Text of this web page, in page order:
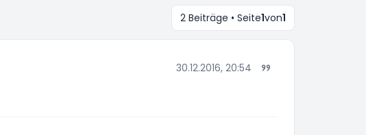
2 Beiträge • Seite1von1
30.12.2016, 20:54